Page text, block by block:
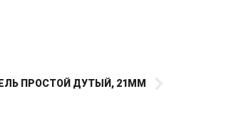
ПРОСТОЙ ДУТЫЙ, 21ММ